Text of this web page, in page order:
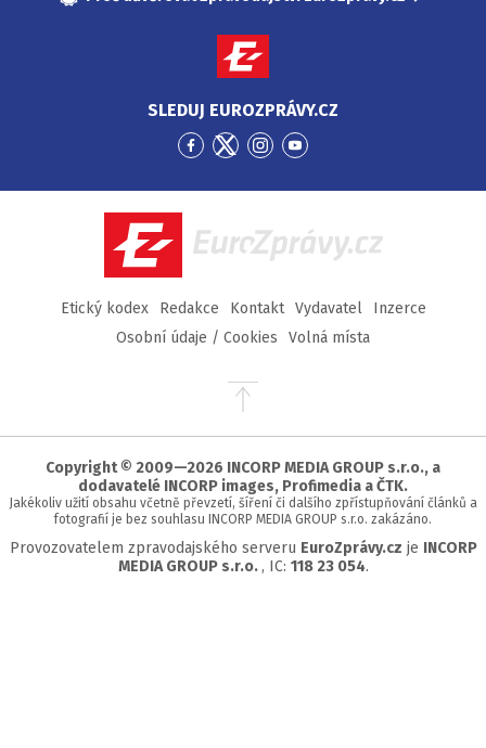
SLEDUJ EUROZPRÁVY.CZ
Přejít
Facebook
Přejít
Twitter
Přejít
Instagram
Přejít
YouTube
EuroZprávy.cz
Etický kodex Redakce Kontakt Vydavatel
Inzerce
Osobní údaje / Cookies
Volná místa
Přejít
stránky
Copyright © 2009—2026 INCORP MEDIA GROUP s.r.o., a
dodavatelé INCORP images, Profimedia a ČTK.
Jakékoliv užití obsahu včetně převzetí, šíření či dalšího zpřístupňování článků a
fotografií je bez souhlasu INCORP MEDIA GROUP s.r.o. zakázáno.
Provozovatelem zpravodajského serveru EuroZprávy.cz je INCORP
MEDIA GROUP s.r.o. , IC: 118 23 054.